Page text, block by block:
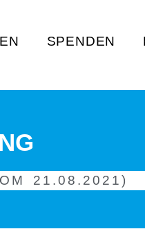
SPENDEN
21.08.2021)